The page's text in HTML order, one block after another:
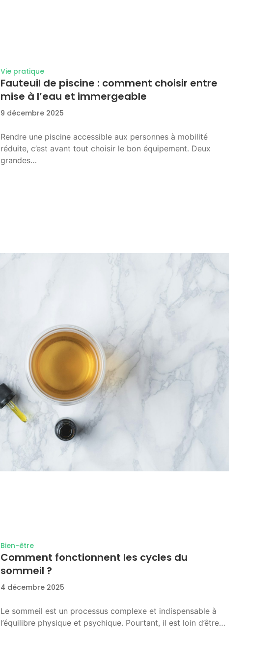
Vie pratique
Fauteuil de piscine : comment choisir entre
mise à l’eau et immergeable
9 décembre 2025
Rendre une piscine accessible aux personnes à mobilité
réduite, c’est avant tout choisir le bon équipement. Deux
grandes…
Bien-être
Comment fonctionnent les cycles du
sommeil ?
4 décembre 2025
Le sommeil est un processus complexe et indispensable à
l’équilibre physique et psychique. Pourtant, il est loin d’être…